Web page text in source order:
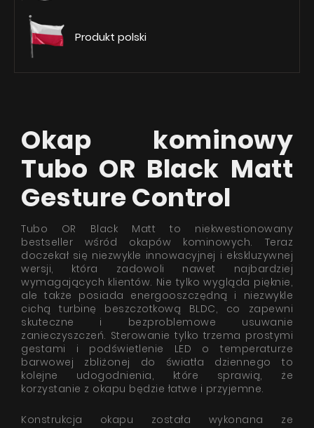
Produkt polski
Okap kominowy
Tubo OR Black Matt
Gesture Control
Tubo OR Black Matt to niekwestionowany
bestseller wśród okapów kominowych. Teraz
doczekał się niezwykle innowacyjnej i ekskluzywnej
wersji, która zadowoli nawet najbardziej
wymagających klientów. Nie tylko wygląda pięknie,
ale także posiada energooszczędną i niezwykle
cichą turbinę beszczotkową BLDC, co zapewni
skuteczne i bezproblemowe usuwanie
zanieczyszczeń. Sterowanie tylko trzema prostymi
gestami i podświetlenie LED o temperaturze
barwowej zbliżonej do światła dziennego to
kolejne udogodnienia, które sprawią, że
korzystanie z okapu będzie łatwe i przyjemne.
Konstrukcja okapu została wykonana ze